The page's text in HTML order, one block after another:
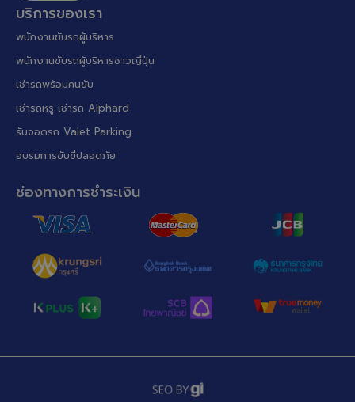
บริการของเรา
พนักงานขับรถผู้บริหาร
พนักงานขับรถผู้บริหารชาวญี่ปุ่น
เช่ารถพร้อมคนขับ
เช่ารถหรู เช่ารถ Alphard
รับจอดรถ Valet Parking
อบรมการขับขี่ปลอดภัย
ช่องทางการชำระเงิน